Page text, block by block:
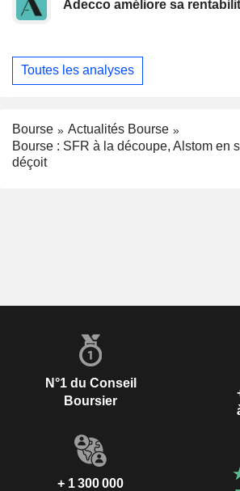
Adecco améliore sa
Toutes les analyses
Bourse
Actualités Bourse
Bourse : SFR à la découpe, Alstom en
déçoit
N°1 du Conseil
Boursier
+ 1 300 000